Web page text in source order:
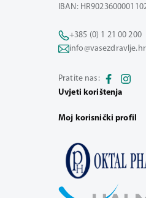
IBAN:
+385 (0) 1 21 00 200
info@vasezdravlje.hr
Pratite nas:
Uvjeti korištenja
Moj korisnički profil